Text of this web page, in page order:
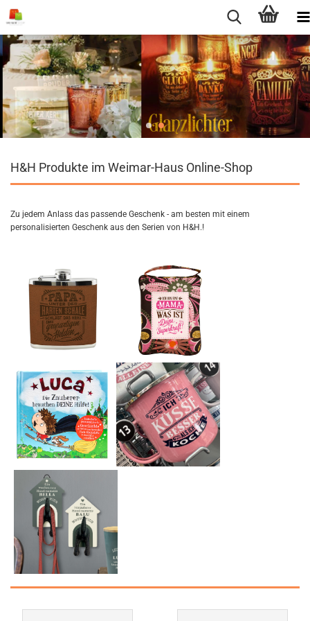
H&H Produkte im Weimar-Haus Online-Shop
Zu jedem Anlass das passende Geschenk - am besten mit einem
personalisierten Geschenk aus den Serien von H&H.!